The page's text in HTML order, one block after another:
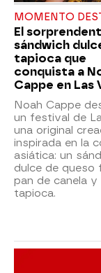
MOMENTO
El
sándwich
tapioca que
conquista a
Cappe en Las
Noah Cappe
un festival de
una original
inspirada en la
asiática: un
dulce de queso
pan de canela y
tapioca.